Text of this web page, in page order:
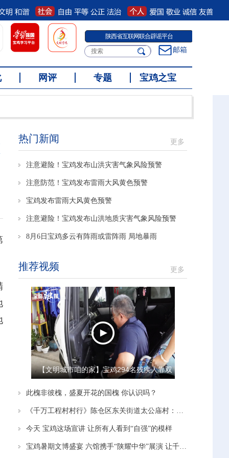
中国互联网联合辟谣平台
邮箱
网评 专题 宝鸡之宝
热门新闻 更多
注意避险！宝鸡发布山洪灾害气象风险预警
注意防范！宝鸡发布雷雨大风黄色预警
宝鸡发布雷雨大风黄色预警
注意避险！宝鸡发布山洪地质灾害气象风险预警
8月6日宝鸡多云有阵雨或雷阵雨 局地暴雨
推荐视频 更多
【文明城市咱的家】宝鸡294名残疾人靠双
手 把日子越过越有奔头
此槐非彼槐，盛夏开花的国槐 你认识吗？
《千万工程村村行》陈仓区东关街道太公庙村：党建引领赋能产业 蹚出富民新路径
今天 宝鸡这场宣讲 让所有人看到“自强”的模样
宝鸡暑期文博盛宴 六馆携手“陕耀中华”展演 让千年文脉在青少年手中“活”起来